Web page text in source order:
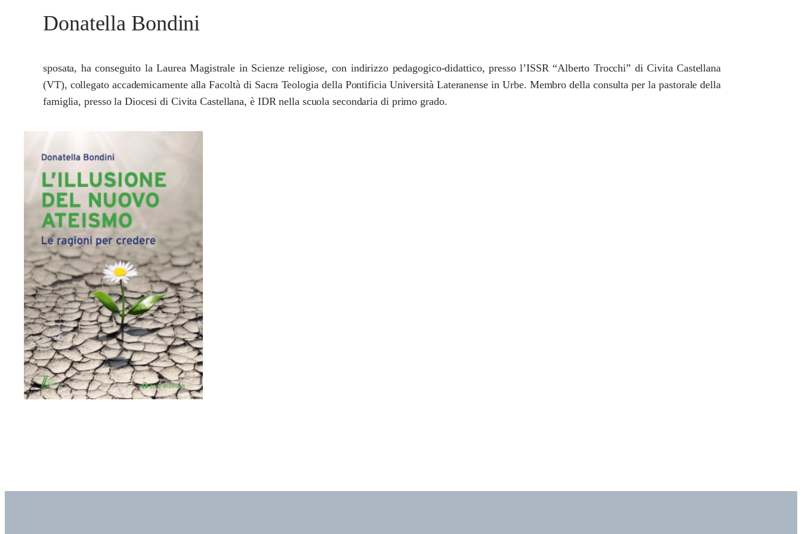
Donatella Bondini
sposata, ha conseguito la Laurea Magistrale in Scienze religiose, con indirizzo pedagogico-didattico, presso l’ISSR “Alberto Trocchi” di Civita Castellana
(VT), collegato accademicamente alla Facoltà di Sacra Teologia della Pontificia Università Lateranense in Urbe. Membro della consulta per la pastorale della
famiglia, presso la Diocesi di Civita Castellana, è IDR nella scuola secondaria di primo grado.